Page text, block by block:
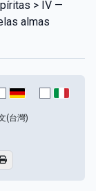
o
e a
> IV —
almas
(台灣)